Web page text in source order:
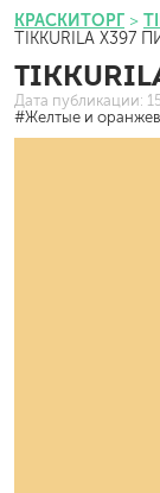
КРАСКИТОРГ
TIKKURILA X397
Дата публикации:
#Желтые и